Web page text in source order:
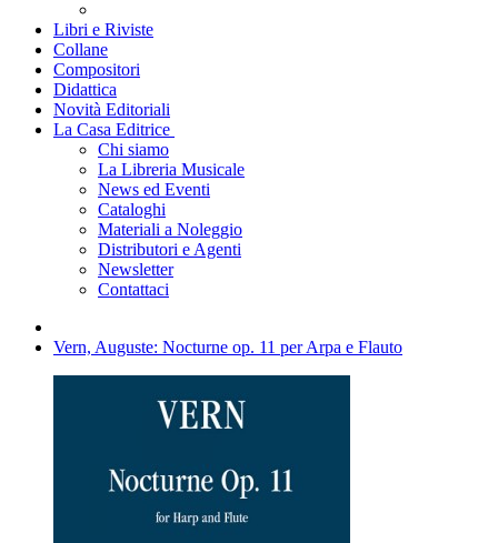
Libri e Riviste
Collane
Compositori
Didattica
Novità Editoriali
La Casa Editrice
Chi siamo
La Libreria Musicale
News ed Eventi
Cataloghi
Materiali a Noleggio
Distributori e Agenti
Newsletter
Contattaci
Vern, Auguste: Nocturne op. 11 per Arpa e Flauto